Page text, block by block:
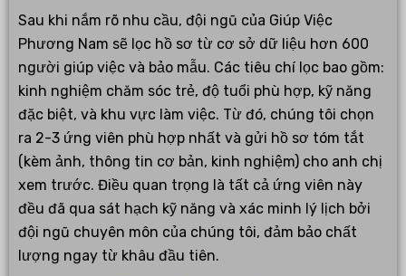
Sau khi nắm rõ nhu cầu, đội ngũ của Giúp Việc
Phương Nam sẽ lọc hồ sơ từ cơ sở dữ liệu hơn 600
người giúp việc và bảo mẫu. Các tiêu chí lọc bao gồm:
kinh nghiệm chăm sóc trẻ, độ tuổi phù hợp, kỹ năng
đặc biệt, và khu vực làm việc. Từ đó, chúng tôi chọn
ra 2-3 ứng viên phù hợp nhất và gửi hồ sơ tóm tắt
(kèm ảnh, thông tin cơ bản, kinh nghiệm) cho anh chị
xem trước. Điều quan trọng là tất cả ứng viên này
đều đã qua sát hạch kỹ năng và xác minh lý lịch bởi
đội ngũ chuyên môn của chúng tôi, đảm bảo chất
lượng ngay từ khâu đầu tiên.